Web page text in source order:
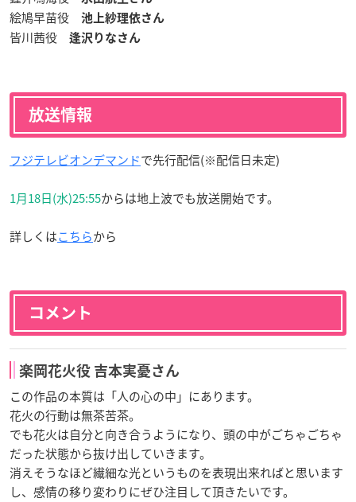
絵鳩早苗役 池上紗理依さん
皆川茜役 逢沢りなさん
放送情報
フジテレビオンデマンドで先行配信(※配信日未定)
1月18日(水)25:55からは地上波でも放送開始です。
詳しくはこちらから
コメント
楽岡花火役 吉本実憂さん
この作品の本質は「人の心の中」にあります。
花火の行動は無茶苦茶。
でも花火は自分と向き合うようになり、頭の中がごちゃごちゃ
だった状態から抜け出していきます。
消えそうなほど繊細な光というものを表現出来ればと思います
し、感情の移り変わりにぜひ注目して頂きたいです。‬